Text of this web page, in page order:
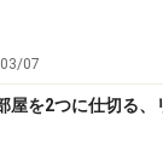
、魚焼きグリル
の臭いが広がり
ルは、焼いた際
種があります。
07
屋を2つに仕切る、